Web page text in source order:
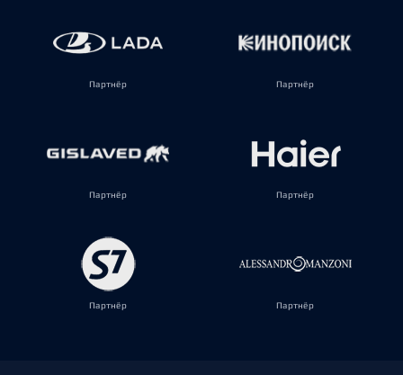
Партнёр Партнёр
Партнёр Партнёр
Партнёр Партнёр